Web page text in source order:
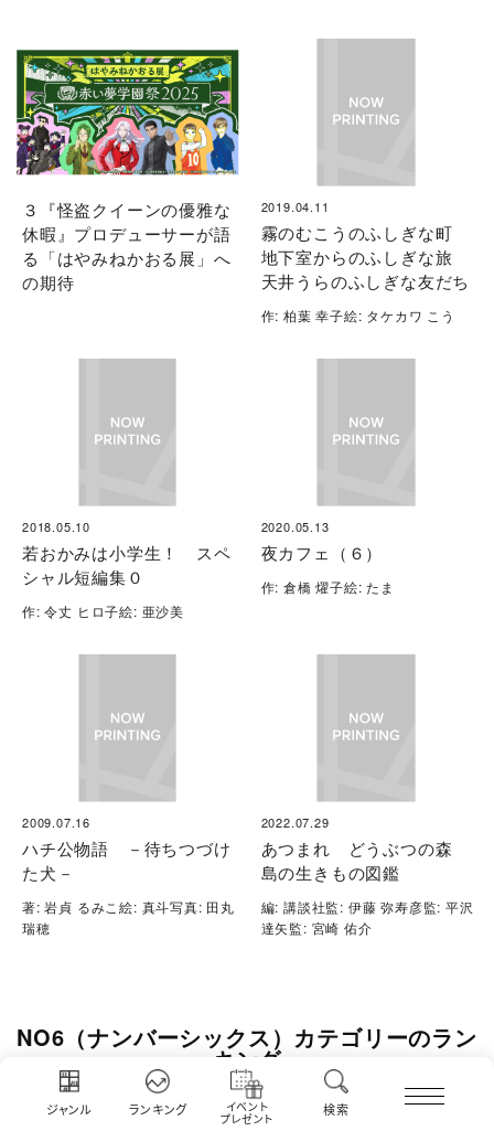
ジャンル ランキング イベント
プレゼント
検索
３『怪盗クイーンの優雅な
休暇』プロデューサーが語
る「はやみねかおる展」へ
の期待
2019.04.11
霧のむこうのふしぎな町
地下室からのふしぎな旅
天井うらのふしぎな友だち
作: 柏葉 幸子絵: タケカワ こう
2018.05.10
若おかみは小学生！ スペ
シャル短編集０
作: 令丈 ヒロ子絵: 亜沙美
2020.05.13
夜カフェ（６）
作: 倉橋 燿子絵: たま
2009.07.16
ハチ公物語 －待ちつづけ
た犬－
著: 岩貞 るみこ絵: 真斗写真: 田丸
瑞穂
2022.07.29
あつまれ どうぶつの森
島の生きもの図鑑
編: 講談社監: 伊藤 弥寿彦監: 平沢
達矢監: 宮崎 佑介
NO6（ナンバーシックス）カテゴリーのラン
キング